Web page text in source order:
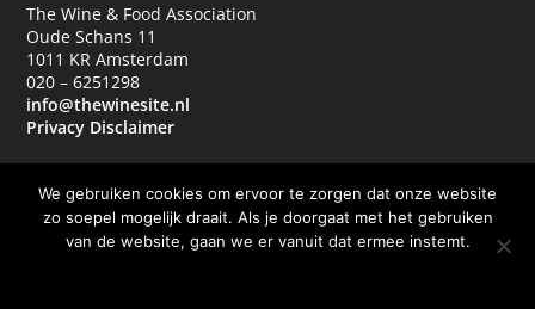
The Wine & Food Association
Oude Schans 11
1011 KR Amsterdam
020 – 6251298
info@thewinesite.nl
Privacy Disclaimer
We gebruiken cookies om ervoor te zorgen dat onze website
zo soepel mogelijk draait. Als je doorgaat met het gebruiken
van de website, gaan we er vanuit dat ermee instemt.